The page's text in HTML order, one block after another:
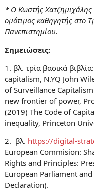
* Ο Κωστής Χατζημιχάλης
ομότιμος καθηγητής στο
Πανεπιστημίου.
Σημειώσεις:
1. βλ. τρία βασικά
capitalism, N.YQ John
of Surveillance
new frontier of power,
(2019) The Code of
inequality, Princeton
2. βλ. https://digital-
European Commision:
Rights and Principles:
European Parliament
Declaration).